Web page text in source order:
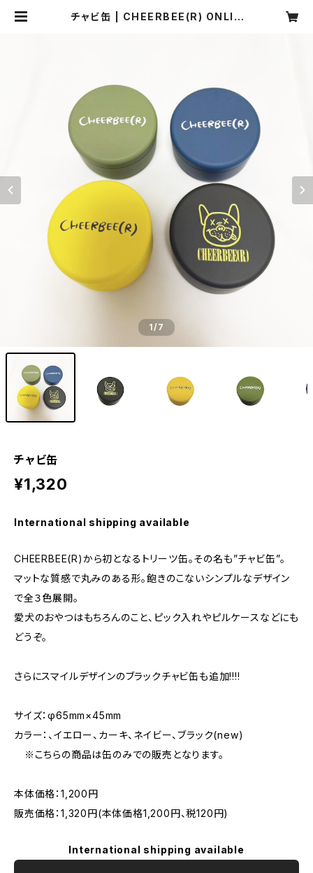
チャビ缶 | CHEERBEE(R) ONLIN
1/7
チャビ缶
¥1,320
International shipping available
CHEERBEE(R)から初となるトリーツ缶。その名も”チャビ缶”。
マットな質感で丸みのある形。飽きのこないシンプルなデザイン
で全３色展開。
愛犬のおやつはもちろんのこと、ピック入れやピルケースなどにも
どうぞ。
さらにスマイルデザインのブラックチャビ缶も追加!!!!
サイズ：φ65mm×45mm
カラー：、イエロー、カーキ、ネイビー、ブラック(new)
※こちらの商品は缶のみでの販売となります。
本体価格：1,200円
販売価格：1,320円(本体価格1,200円、税120円)
International shipping available